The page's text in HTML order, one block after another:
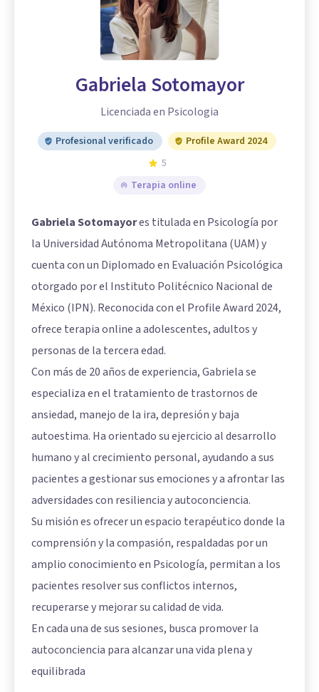
Gabriela Sotomayor
Licenciada en Psicologia
Profesional verificado
Profile Award 2024
5
Terapia online
Gabriela Sotomayores titulada en Psicología por
la Universidad Autónoma Metropolitana (UAM) y
cuenta con un Diplomado en Evaluación Psicológica
otorgado por el Instituto Politécnico Nacional de
México (IPN). Reconocida con el Profile Award 2024,
ofrece terapia online a adolescentes, adultos y
personas de la tercera edad.
Con más de 20 años de experiencia, Gabriela se
especializa en el tratamiento de trastornos de
ansiedad, manejo de la ira, depresión y baja
autoestima. Ha orientado su ejercicio al desarrollo
humano y al crecimiento personal, ayudando a sus
pacientes a gestionar sus emociones y a afrontar las
adversidades con resiliencia y autoconciencia.
Su misión es ofrecer un espacio terapéutico donde la
comprensión y la compasión, respaldadas por un
amplio conocimiento en Psicología, permitan a los
pacientes resolver sus conflictos internos,
recuperarse y mejorar su calidad de vida.
En cada una de sus sesiones, busca promover la
autoconciencia para alcanzar una vida plena y
equilibrada